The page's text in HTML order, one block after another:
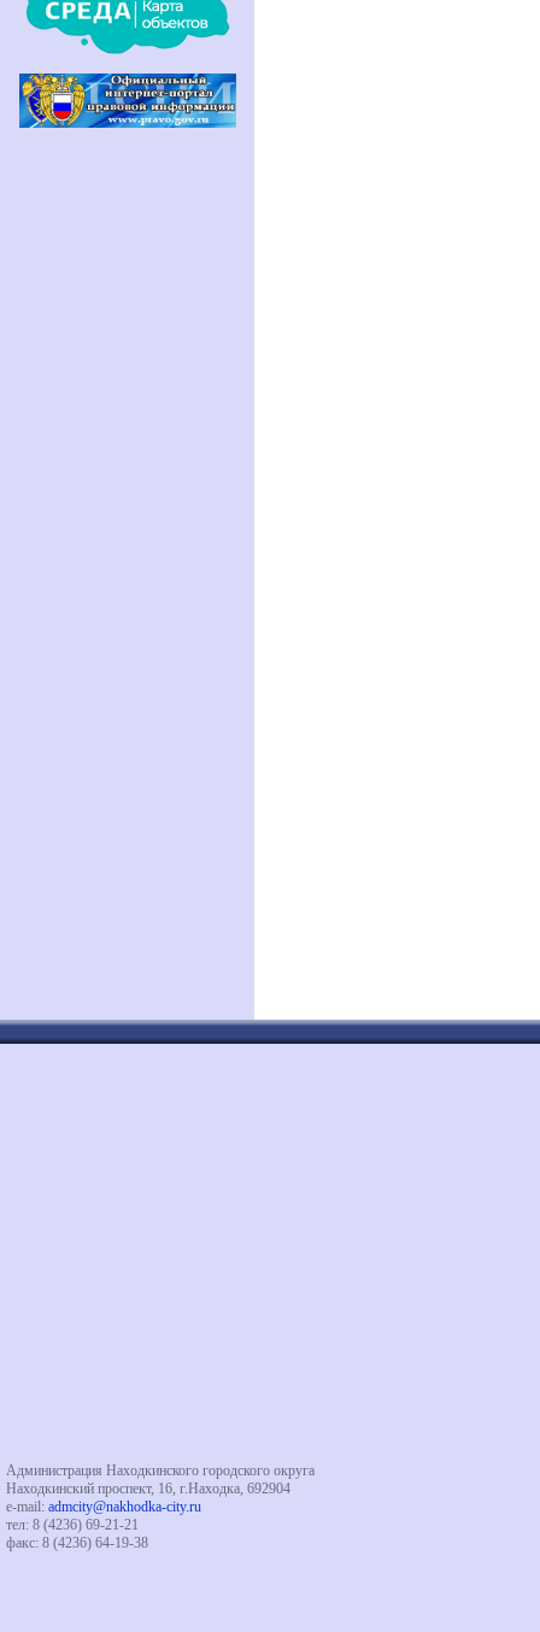
Администрация Находкинского городского округа
Находкинский проспект, 16, г.Находка, 692904
e-mail: admcity@nakhodka-city.ru
тел: 8 (4236) 69-21-21
факс: 8 (4236) 64-19-38